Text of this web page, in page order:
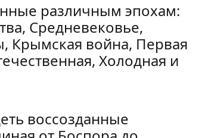
различным эпохам:
Средневековье,
Крымская война, Первая
Холодная и
воссозданные